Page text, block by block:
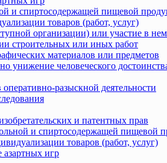
и спиртосодержащей пищевой
товаров (работ, услуг)
организации) или участие в
строительных или иных работ
материалов или предметов
унижение человеческого
разыскной деятельности
и патентных прав
и спиртосодержащей пищевой
товаров (работ, услуг)
игр